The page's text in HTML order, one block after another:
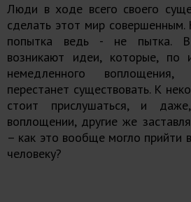
Люди в ходе всего своего
сделать этот мир совершенным.
попытка ведь - не пытка. В
возникают идеи, которые, по
немедленного
перестанет существовать. К
стоит прислушаться, и
воплощении, другие же
– как это вообще могло прийти
человеку?